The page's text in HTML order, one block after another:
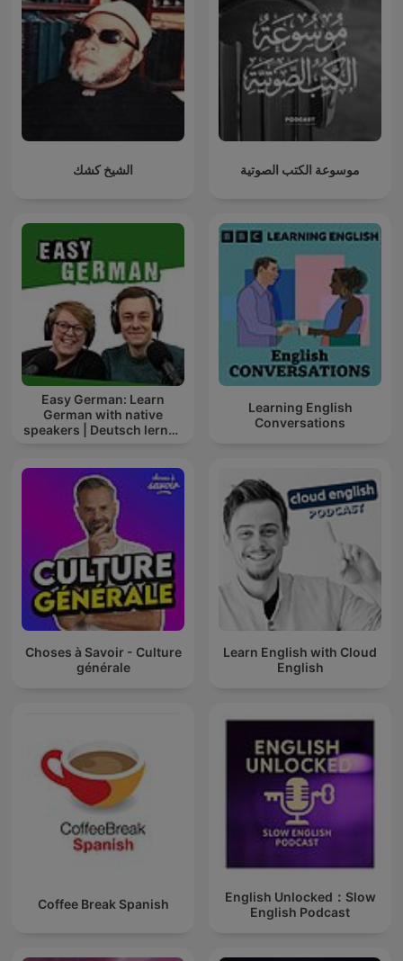
الشيخ كشك موسوعة الكتب الصوتية
Easy German: Learn
German with native
speakers | Deutsch lernen
Learning English
Conversations
Choses à Savoir - Culture
générale
Learn English with Cloud
English
Coffee Break Spanish
English Unlocked：Slow
English Podcast